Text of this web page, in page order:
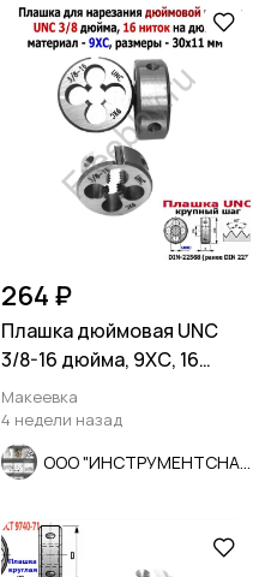
264 ₽
Плашка дюймовая UNC
3/8-16 дюйма, 9ХС, 16
ниток на дюйм, 30/11 мм.
Макеевка
4 недели назад